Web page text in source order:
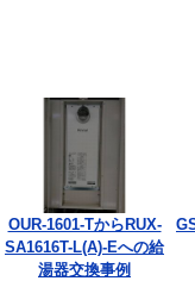
OUR-1601-TからRUX-
SA1616T-L(A)-Eへの給
湯器交換事例